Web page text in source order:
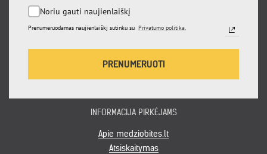
INFORMACIJA PIRKĖJAMS
Apie medziobites.lt
Atsiskaitymas
Noriu gauti naujienlaiškį
Prenumeruodamas naujienlaiškį sutinku su Privatumo politika.
PRENUMERUOTI